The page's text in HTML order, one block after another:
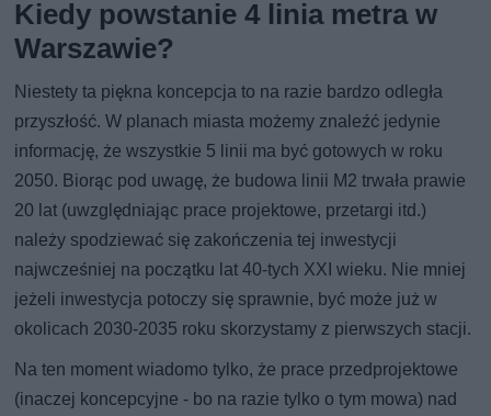
Kiedy powstanie 4 linia metra w
Warszawie?
Niestety ta piękna koncepcja to na razie bardzo odległa
przyszłość. W planach miasta możemy znaleźć jedynie
informację, że wszystkie 5 linii ma być gotowych w roku
2050. Biorąc pod uwagę, że budowa linii M2 trwała prawie
20 lat (uwzględniając prace projektowe, przetargi itd.)
należy spodziewać się zakończenia tej inwestycji
najwcześniej na początku lat 40-tych XXI wieku. Nie mniej
jeżeli inwestycja potoczy się sprawnie, być może już w
okolicach 2030-2035 roku skorzystamy z pierwszych stacji.
Na ten moment wiadomo tylko, że prace przedprojektowe
(inaczej koncepcyjne - bo na razie tylko o tym mowa) nad